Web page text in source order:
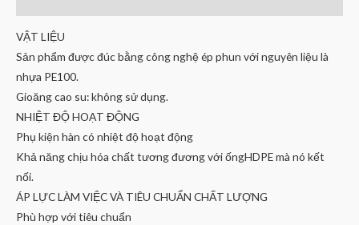
VẬT LIỆU
Sản phẩm được đúc bằng công nghệ ép phun với nguyên liệu là
nhựa PE100.
Gioăng cao su: không sử dụng.
NHIỆT ĐỘ HOẠT ĐỘNG
Phụ kiện hàn có nhiệt độ hoạt động
Khả năng chịu hóa chất tương đương với ốngHDPE mà nó kết
nối.
ÁP LỰC LÀM VIỆC VÀ TIÊU CHUẨN CHẤT LƯỢNG
Phù hợp với tiêu chuẩn